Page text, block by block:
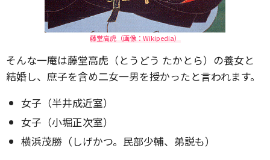
藤堂高虎（画像：Wikipedia）
そんな一庵は藤堂高虎（とうどう たかとら）の養女と
結婚し、庶子を含め二女一男を授かったと言われます。
女子（半井成近室）
女子（小堀正次室）
横浜茂勝（しげかつ。民部少輔、弟説も）